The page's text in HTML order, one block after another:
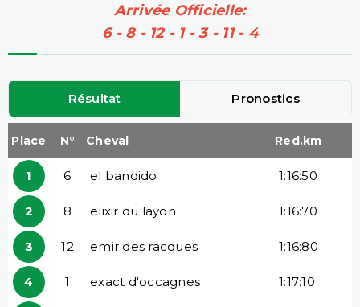
Arrivée Officielle:
6 - 8 - 12 - 1 - 3 - 11 - 4
Résultat Pronostics
Place N° Cheval Red.km
1 6 el bandido 1:16:50
2 8 elixir du layon 1:16:70
3 12 emir des racques 1:16:80
4 1 exact d'occagnes 1:17:10